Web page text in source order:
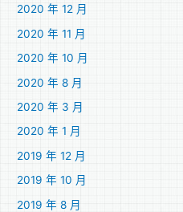
2020 年 12 月
2020 年 11 月
2020 年 10 月
2020 年 8 月
2020 年 3 月
2020 年 1 月
2019 年 12 月
2019 年 10 月
2019 年 8 月